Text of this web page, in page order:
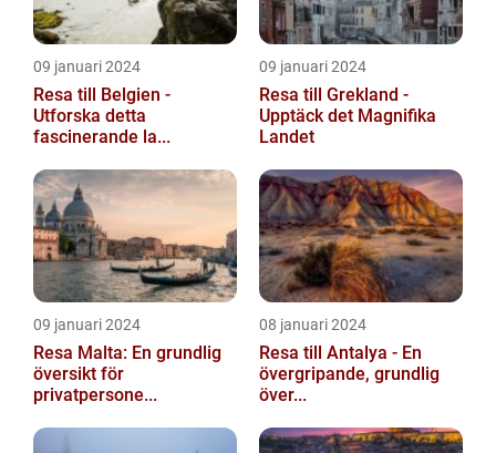
09 januari 2024
Resa till Belgien -
Utforska detta
fascinerande la...
09 januari 2024
Resa till Grekland -
Upptäck det Magnifika
Landet
09 januari 2024
Resa Malta: En grundlig
översikt för
privatpersone...
08 januari 2024
Resa till Antalya - En
övergripande, grundlig
över...